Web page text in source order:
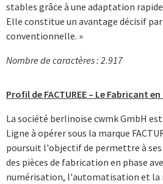
stables grâce à une adaptation
Elle constitue un avantage décisif
conventionnelle. »
Nombre de caractères : 2.917
Profil de FACTUREE – Le Fabricant en
La société berlinoise cwmk GmbH
Ligne à opérer sous la marque
poursuit l'objectif de permettre à
des pièces de fabrication en phase
numérisation, l'automatisation et la